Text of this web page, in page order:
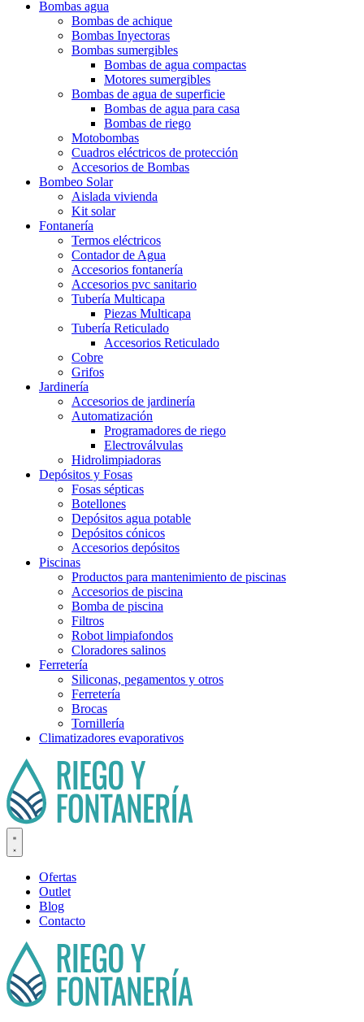
Bombas agua
Bombas de achique
Bombas Inyectoras
Bombas sumergibles
Bombas de agua compactas
Motores sumergibles
Bombas de agua de superficie
Bombas de agua para casa
Bombas de riego
Motobombas
Cuadros eléctricos de protección
Accesorios de Bombas
Bombeo Solar
Aislada vivienda
Kit solar
Fontanería
Termos eléctricos
Contador de Agua
Accesorios fontanería
Accesorios pvc sanitario
Tubería Multicapa
Piezas Multicapa
Tubería Reticulado
Accesorios Reticulado
Cobre
Grifos
Jardinería
Accesorios de jardinería
Automatización
Programadores de riego
Electroválvulas
Hidrolimpiadoras
Depósitos y Fosas
Fosas sépticas
Botellones
Depósitos agua potable
Depósitos cónicos
Accesorios depósitos
Piscinas
Productos para mantenimiento de piscinas
Accesorios de piscina
Bomba de piscina
Filtros
Robot limpiafondos
Cloradores salinos
Ferretería
Siliconas, pegamentos y otros
Ferretería
Brocas
Tornillería
Climatizadores evaporativos
Ofertas
Outlet
Blog
Contacto